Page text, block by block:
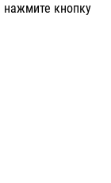
нажмите кнопку